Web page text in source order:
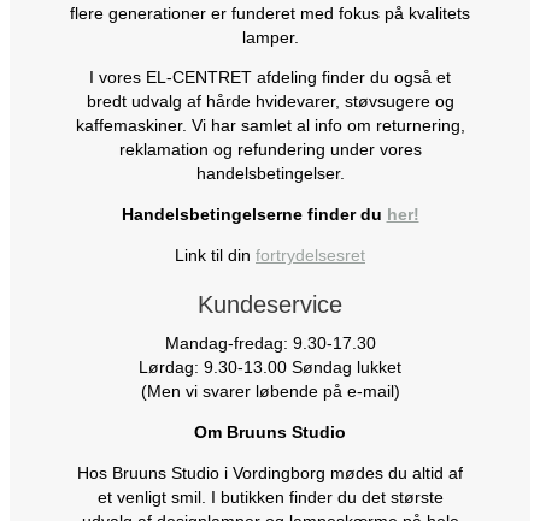
flere generationer er funderet med fokus på kvalitets
lamper.
I vores EL-CENTRET afdeling finder du også et
bredt udvalg af hårde hvidevarer, støvsugere og
kaffemaskiner. Vi har samlet al info om returnering,
reklamation og refundering under vores
handelsbetingelser.
Handelsbetingelserne finder du her!
Link til din fortrydelsesret
Kundeservice
Mandag-fredag: 9.30-17.30
Lørdag: 9.30-13.00 Søndag lukket
(Men vi svarer løbende på e-mail)
Om Bruuns Studio
Hos Bruuns Studio i Vordingborg mødes du altid af
et venligt smil. I butikken finder du det største